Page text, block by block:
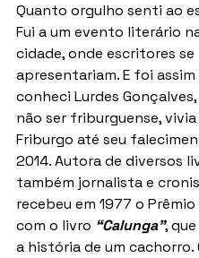
Quanto orgulho senti ao
Fui a um evento literário
cidade, onde escritores se
apresentariam. E foi assim
conheci Lurdes
não ser friburguense, vivia
Friburgo até seu
2014. Autora de diversos
também jornalista e
recebeu em 1977 o
com o livro “Calunga”,
a história de um cachorro.